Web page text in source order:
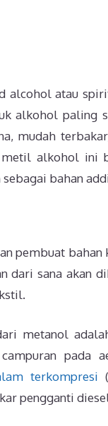
atau
alkohol paling
mudah
alkohol ini
bahan
pembuat
dari sana akan
metanol
pada
terkompresi
pengganti